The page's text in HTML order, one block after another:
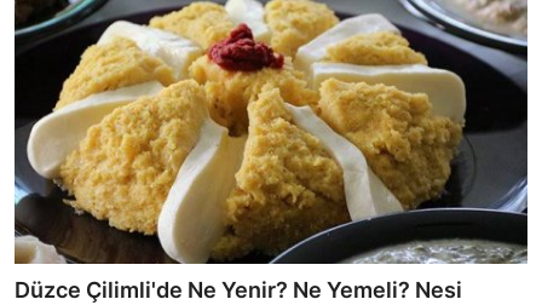
Düzce Çilimli'de Ne Yenir? Ne Yemeli? Nesi